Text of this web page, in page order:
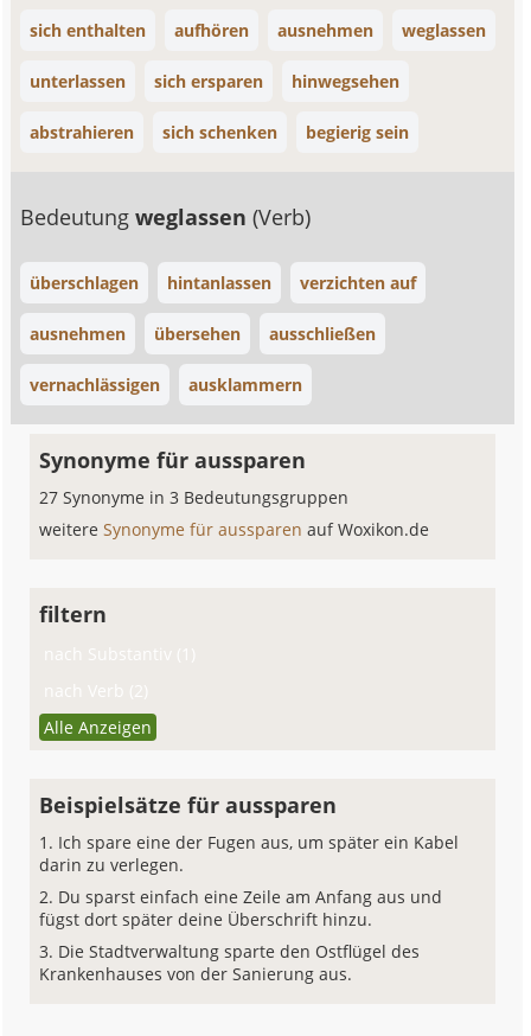
sich enthalten aufhören ausnehmen weglassen
unterlassen sich ersparen hinwegsehen
abstrahieren sich schenken begierig sein
Bedeutungweglassen(Verb)
überschlagen hintanlassen verzichten auf
ausnehmen übersehen ausschließen
vernachlässigen ausklammern
Synonyme für aussparen
27 Synonyme in 3 Bedeutungsgruppen
weitereSynonyme für aussparenauf Woxikon.de
filtern
nach Substantiv (1)
nach Verb (2)
Alle Anzeigen
Beispielsätze für aussparen
Ich spare eine der Fugen aus, um später ein Kabel
darin zu verlegen.
Du sparst einfach eine Zeile am Anfang aus und
fügst dort später deine Überschrift hinzu.
Die Stadtverwaltung sparte den Ostflügel des
Krankenhauses von der Sanierung aus.